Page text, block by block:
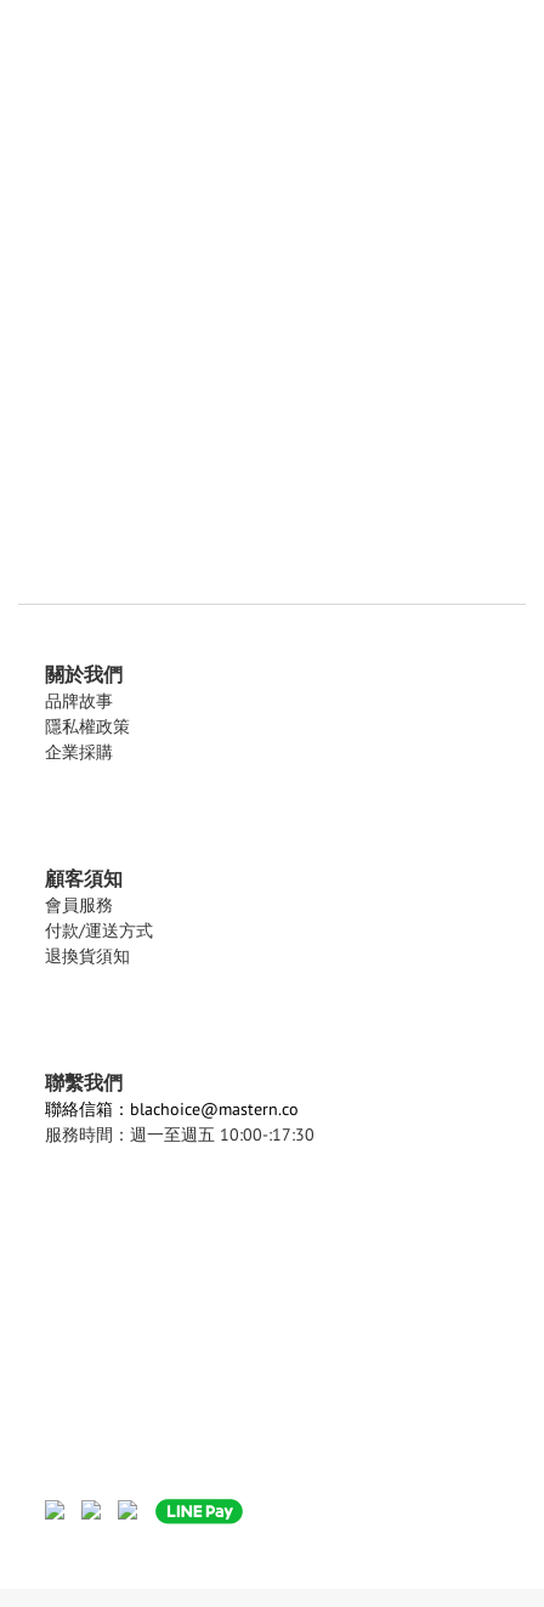
關於我們
品牌故事
隱私權政策
企業採購
顧客須知
會員服務
付款/運送方式
退換貨須知
聯繫我們
聯絡信箱：blachoice@mastern.co
服務時間：週一至週五 10:00-:17:30